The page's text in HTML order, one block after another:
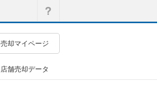
売却マイページ
店舗売却データ